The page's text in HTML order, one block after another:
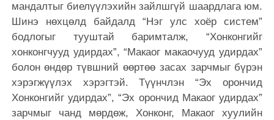
мандалтыг биелүүлэхийн зайлшгүй шаардлага юм.
Шинэ нөхцөлд байдалд “Нэг улс хоёр систем”
бодлогыг тууштай баримталж, “Хонконгийг
хонконгчууд удирдах”, “Макаог макаочууд удирдах”
болон өндөр түвшний өөртөө засах зарчмыг бүрэн
хэрэгжүүлэх хэрэгтэй. Түүнчлэн “Эх орончид
Хонконгийг удирдах”, “Эх орончид Макаог удирдах”
зарчмыг чанд мөрдөж, Хонконг, Макаог хуулийн